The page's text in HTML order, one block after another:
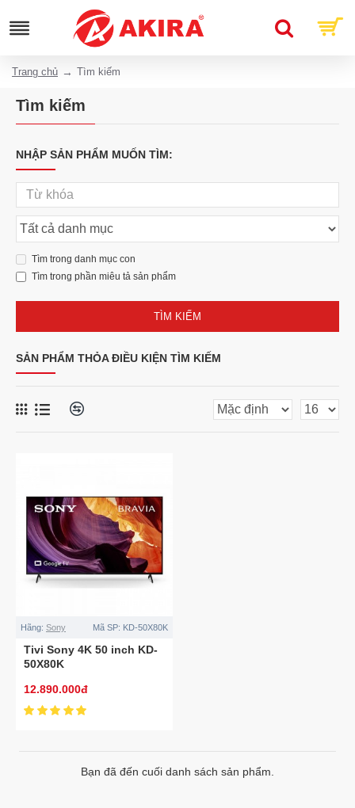
Trang chủ Tìm kiếm
Tìm kiếm
NHẬP SẢN PHẨM MUỐN TÌM:
Tìm trong danh mục con
Tìm trong phần miêu tả sản phẩm
TÌM KIẾM
SẢN PHẨM THỎA ĐIỀU KIỆN TÌM KIẾM
Hãng: Sony Mã SP: KD-50X80K
Tivi Sony 4K 50 inch KD-
50X80K
12.890.000đ
Bạn đã đến cuối danh sách sản phẩm.